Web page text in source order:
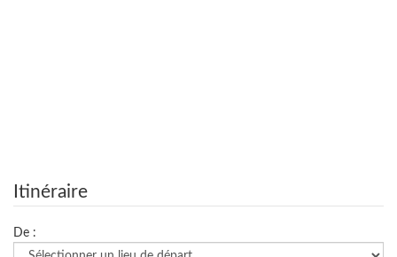
Itinéraire
De :